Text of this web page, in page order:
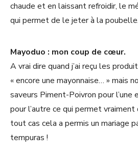
chaude et en laissant refroidir, le
qui permet de le jeter à la poubelle.
Mayoduo : mon coup de cœur.
A vrai dire quand j’ai reçu les
« encore une mayonnaise… » mais
saveurs Piment-Poivron pour
pour l’autre ce qui permet
tout cas cela a permis un mariage
tempuras !